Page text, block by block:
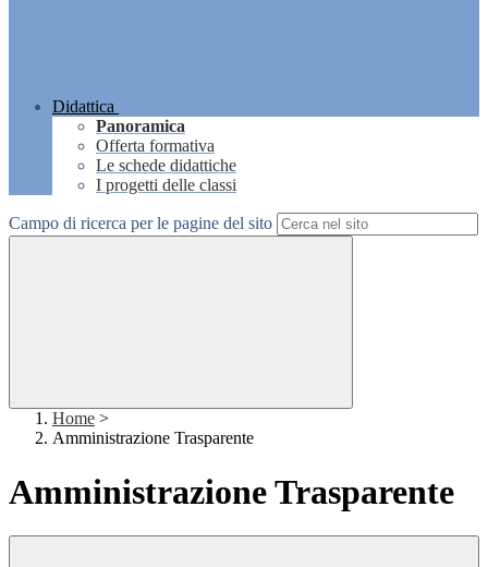
Didattica
Panoramica
Offerta formativa
Le schede didattiche
I progetti delle classi
Campo di ricerca per le pagine del sito
Home >
Amministrazione Trasparente
Amministrazione Trasparente